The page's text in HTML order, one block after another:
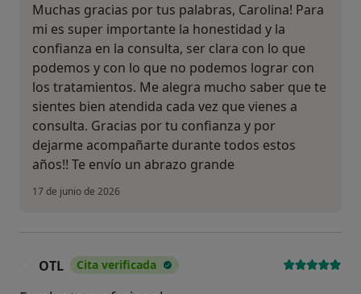
Muchas gracias por tus palabras, Carolina! Para
mi es super importante la honestidad y la
confianza en la consulta, ser clara con lo que
podemos y con lo que no podemos lograr con
los tratamientos. Me alegra mucho saber que te
sientes bien atendida cada vez que vienes a
consulta. Gracias por tu confianza y por
dejarme acompañarte durante todos estos
años!! Te envío un abrazo grande
17 de junio de 2026
OTL Cita verificada